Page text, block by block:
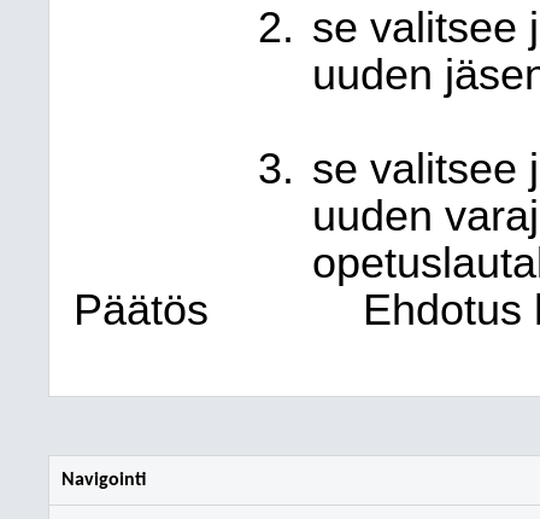
se valitsee
uuden
se valitsee
uuden
Päätös
Ehdotus
Navigointi